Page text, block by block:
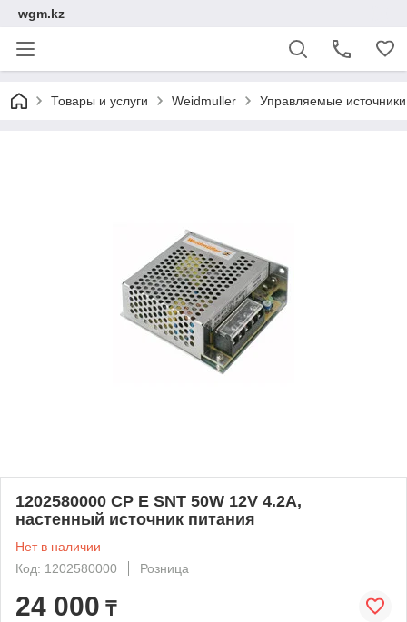
wgm.kz
Товары и услуги Weidmuller Управляемые
1202580000 CP E SNT 50W 12V 4.2A,
настенный источник питания
Нет в наличии
Код: 1202580000
Розница
24 000 ₸